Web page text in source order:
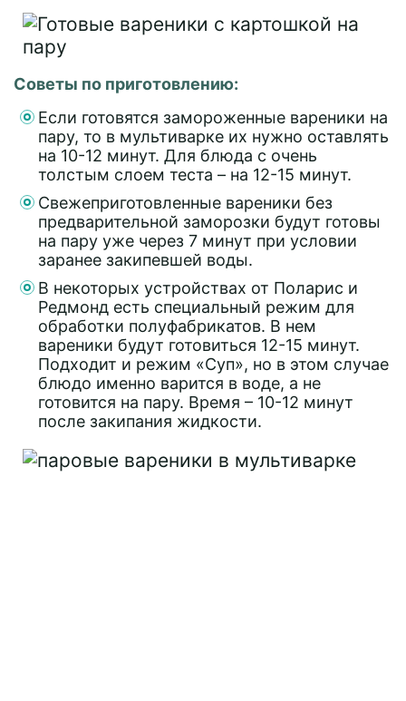
Советы по приготовлению:
Если готовятся замороженные вареники на
пару, то в мультиварке их нужно оставлять
на 10-12 минут. Для блюда с очень
толстым слоем теста – на 12-15 минут.
Свежеприготовленные вареники без
предварительной заморозки будут готовы
на пару уже через 7 минут при условии
заранее закипевшей воды.
В некоторых устройствах от Поларис и
Редмонд есть специальный режим для
обработки полуфабрикатов. В нем
вареники будут готовиться 12-15 минут.
Подходит и режим «Суп», но в этом случае
блюдо именно варится в воде, а не
готовится на пару. Время – 10-12 минут
после закипания жидкости.